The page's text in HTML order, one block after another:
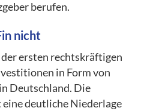
berufen.
nicht
ersten rechtskräftigen
in Form von
Deutschland. Die
deutliche Niederlage